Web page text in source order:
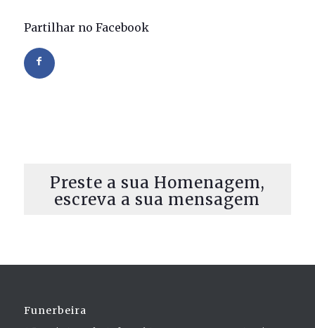
Partilhar no Facebook
Preste a sua Homenagem,
escreva a sua mensagem
Funerbeira